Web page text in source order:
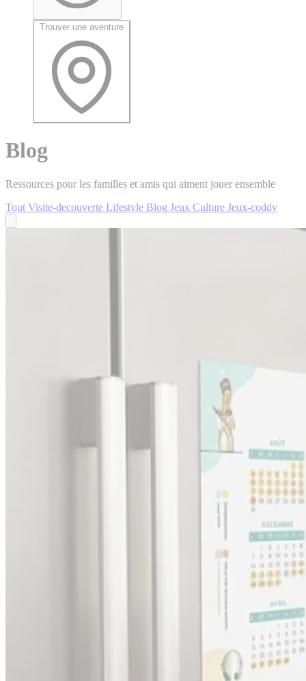
Trouver une aventure
Blog
Ressources pour les familles et amis qui aiment jouer ensemble
Tout Visite-decouverte Lifestyle Blog Jeux Culture Jeux-coddy